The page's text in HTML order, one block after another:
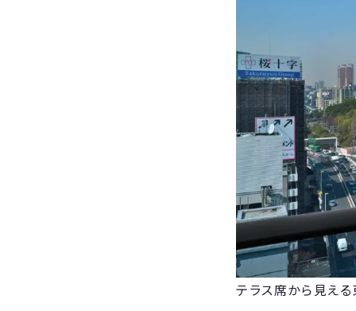
テラス席から見え